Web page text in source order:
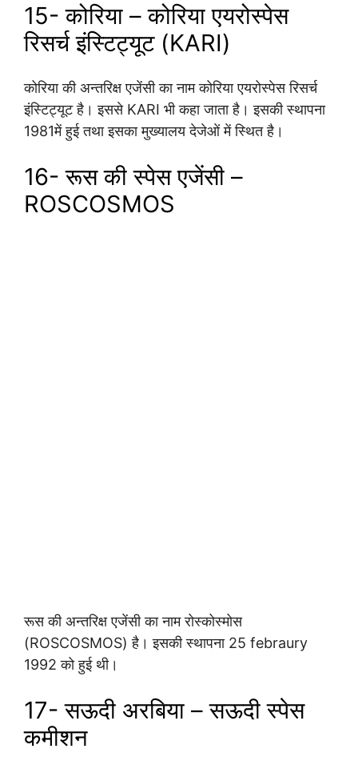
15- कोरिया – कोरिया एयरोस्पेस
रिसर्च इंस्टिट्यूट (KARI)
कोरिया की अन्तरिक्ष एजेंसी का नाम कोरिया एयरोस्पेस रिसर्च
इंस्टिट्यूट है। इससे KARI भी कहा जाता है। इसकी स्थापना
1981में हुई तथा इसका मुख्यालय देजेओं में स्थित है।
16- रूस की स्पेस एजेंसी –
ROSCOSMOS
रूस की अन्तरिक्ष एजेंसी का नाम रोस्कोस्मोस
(ROSCOSMOS) है। इसकी स्थापना 25 febraury
1992 को हुई थी।
17- सऊदी अरबिया – सऊदी स्पेस
कमीशन